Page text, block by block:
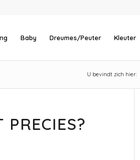
Baby Dreumes/Peuter Kleuter
U bevindt zich hier: